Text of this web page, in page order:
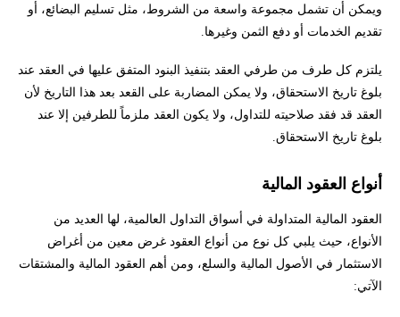
ويمكن أن تشمل مجموعة واسعة من الشروط، مثل تسليم البضائع، أو
تقديم الخدمات أو دفع الثمن وغيرها.
يلتزم كل طرف من طرفي العقد بتنفيذ البنود المتفق عليها في العقد عند
بلوغ تاريخ الاستحقاق، ولا يمكن المضاربة على القعد بعد هذا التاريخ لأن
العقد قد فقد صلاحيته للتداول، ولا يكون العقد ملزماً للطرفين إلا عند
بلوغ تاريخ الاستحقاق.
أنواع العقود المالية
العقود المالية المتداولة في أسواق التداول العالمية، لها العديد من
الأنواع، حيث يلبي كل نوع من أنواع العقود غرض معين من أغراض
الاستثمار في الأصول المالية والسلع، ومن أهم العقود المالية والمشتقات
الآتي: